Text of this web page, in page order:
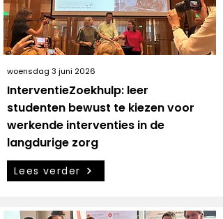
woensdag 3 juni 2026
InterventieZoekhulp: leer
studenten bewust te kiezen voor
werkende interventies in de
langdurige zorg
Lees verder